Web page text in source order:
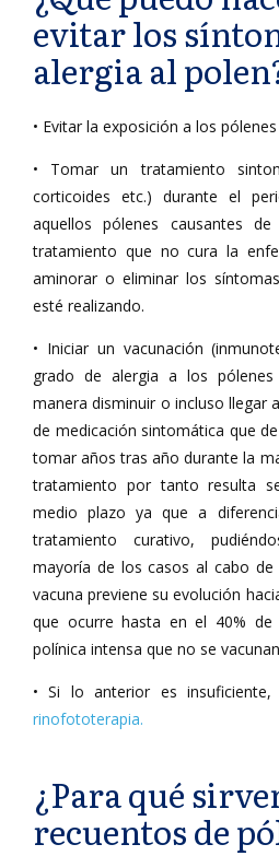
evitar los
alergia al
• Evitar la exposición a los
• Tomar un tratamiento
corticoides etc.) durante el
aquellos pólenes causantes
tratamiento que no cura la
aminorar o eliminar los
esté realizando.
• Iniciar un vacunación
grado de alergia a los
manera disminuir o incluso llegar
de medicación sintomática que
tomar años tras año durante la
tratamiento por tanto resulta
medio plazo ya que a
tratamiento curativo,
mayoría de los casos al cabo
vacuna previene su evolución
que ocurre hasta en el 40% de
polínica intensa que no se
• Si lo anterior es
rinofototerapia.
¿Para qué
recuentos de